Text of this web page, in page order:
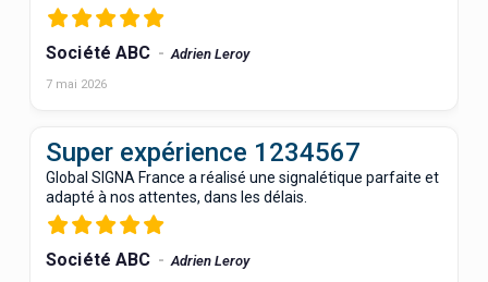
Société ABC Adrien Leroy
7 mai 2026
Super expérience 1234567
Global SIGNA France a réalisé une signalétique parfaite et
adapté à nos attentes, dans les délais.
Société ABC Adrien Leroy